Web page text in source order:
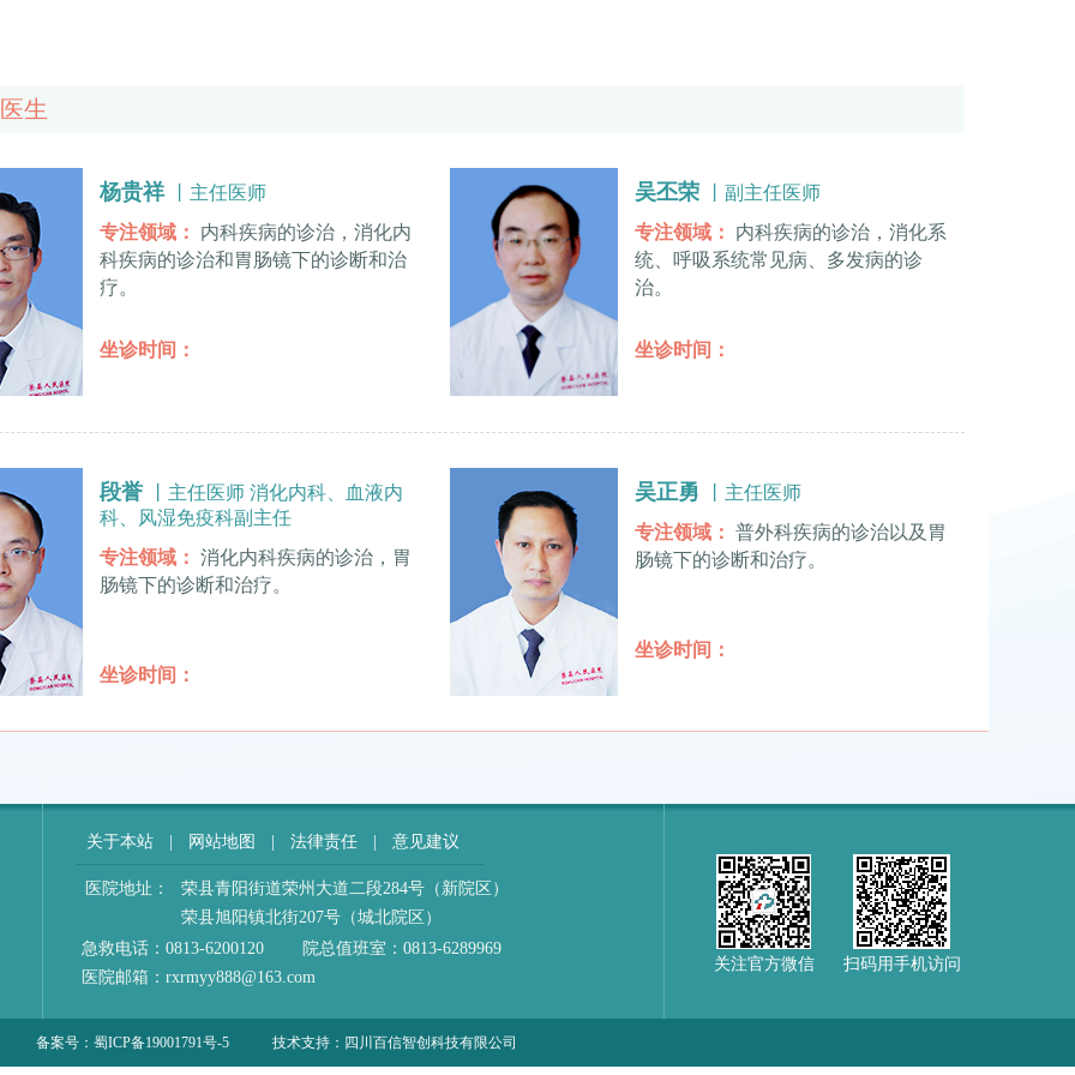
生
杨贵祥
丨主任医师
专注领域：
科疾病的诊治和胃肠镜下的诊断和治
疗。
坐诊时间：
吴丕荣
丨副主任医师
专注领域：
统、呼吸系统常见病、多发病的诊
治。
坐诊时间：
段誉
丨主任医师 消化内科、血液内
科、风湿免疫科副主任
专注领域：
肠镜下的诊断和治疗。
坐诊时间：
吴正勇
丨主任医师
专注领域：
肠镜下的诊断和治疗。
坐诊时间：
专注领域：消化内科疑难症（肝硬
炎等疾病）的诊治。
坐诊时间：
关于本站 网站地图 法律责任 意见建议
医院地址：
荣县青阳街道荣州大道二段284号（新院区）
荣县旭阳镇北街207号（城北院区）
急救电话：0813-6200120 院总值班室：0813-6289969
医院邮箱：rxrmyy888@163.com
关注官方微信 扫码用手机访问
备案号： 蜀ICP备19001791号-5技术支持： 四川百信智创科技有限公司